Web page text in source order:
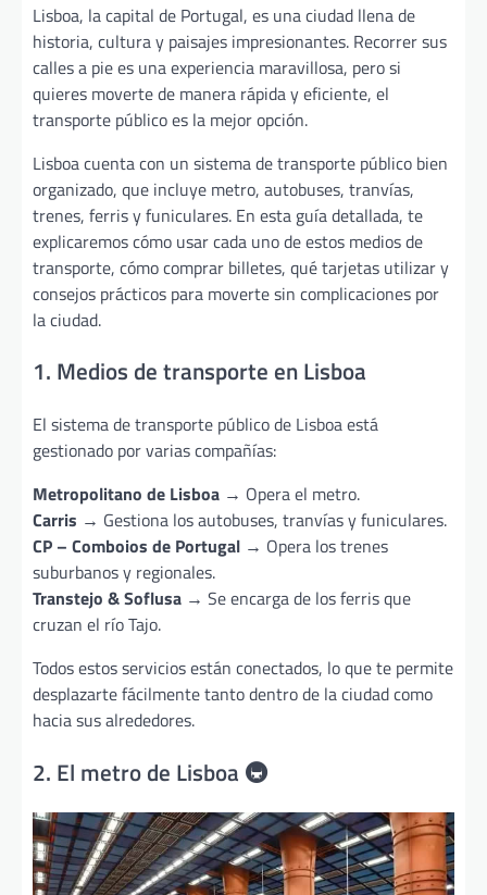
Lisboa, la capital de Portugal, es una ciudad llena de
historia, cultura y paisajes impresionantes. Recorrer sus
calles a pie es una experiencia maravillosa, pero si
quieres moverte de manera rápida y eficiente, el
transporte público es la mejor opción.
Lisboa cuenta con un sistema de transporte público bien
organizado, que incluye metro, autobuses, tranvías,
trenes, ferris y funiculares. En esta guía detallada, te
explicaremos cómo usar cada uno de estos medios de
transporte, cómo comprar billetes, qué tarjetas utilizar y
consejos prácticos para moverte sin complicaciones por
la ciudad.
1. Medios de transporte en Lisboa
El sistema de transporte público de Lisboa está
gestionado por varias compañías:
Metropolitano de Lisboa → Opera el metro.
Carris → Gestiona los autobuses, tranvías y funiculares.
CP – Comboios de Portugal → Opera los trenes
suburbanos y regionales.
Transtejo & Soflusa → Se encarga de los ferris que
cruzan el río Tajo.
Todos estos servicios están conectados, lo que te permite
desplazarte fácilmente tanto dentro de la ciudad como
hacia sus alrededores.
2. El metro de Lisboa 🚇